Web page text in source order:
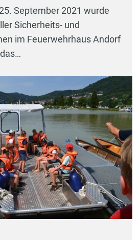
September 2021 wurde
Sicherheits- und
im Feuerwehrhaus Andorf